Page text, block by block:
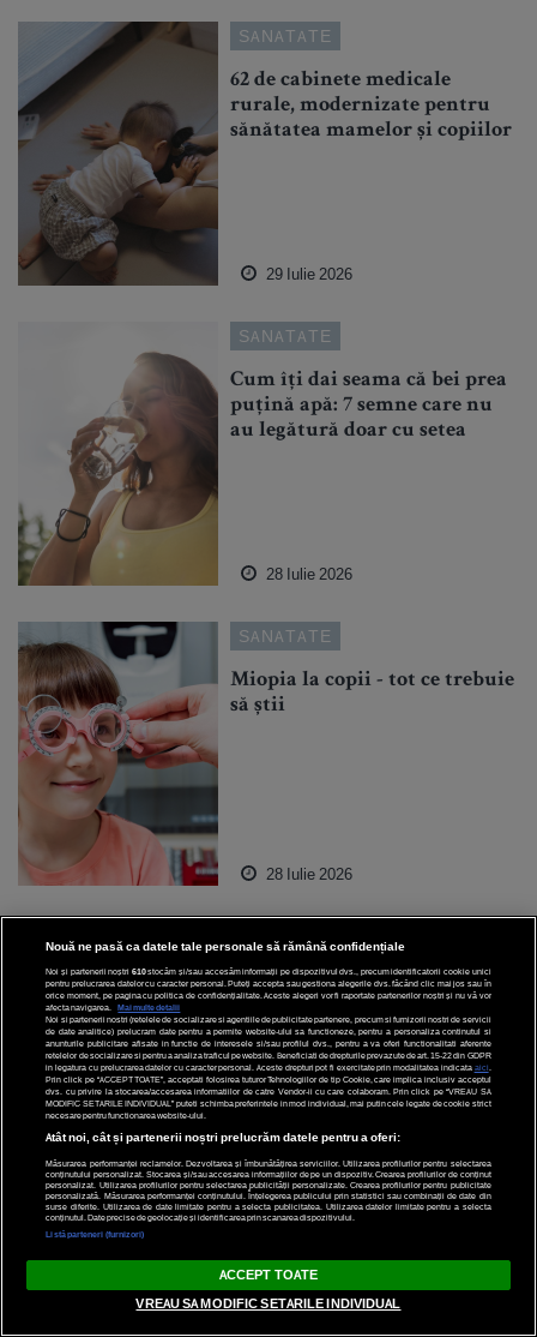
SANATATE
62 de cabinete medicale
rurale, modernizate pentru
sănătatea mamelor și copiilor
29 Iulie 2026
SANATATE
Cum îți dai seama că bei prea
puțină apă: 7 semne care nu
au legătură doar cu setea
28 Iulie 2026
SANATATE
Miopia la copii - tot ce trebuie
să știi
28 Iulie 2026
Nouă ne pasă ca datele tale personale să rămână confidențiale
Noi și partenerii noștri 610stocăm și/sau accesăm informații pe dispozitivul dvs., precum identificatorii cookie unici
pentru prelucrarea datelor cu caracter personal. Puteți accepta sau gestiona alegerile dvs. făcând clic mai jos sau în
orice moment, pe pagina cu politica de confidențialitate. Aceste alegeri vor fi raportate partenerilor noștri și nu vă vor
afecta navigarea.
Mai multe detalii
Noi si partenerii nostri (retelele de socializare si agentiile de publicitate partenere, precum si furnizorii nostri de servicii
de date analitice) prelucram date pentru a permite website-ului sa functioneze, pentru a personaliza continutul si
anunturile publicitare afisate in functie de interesele si/sau profilul dvs., pentru a va oferi functionalitati aferente
retelelor de socializare si pentru a analiza traficul pe website. Beneficiati de drepturile prevazute de art. 15-22 din GDPR
in legatura cu prelucrarea datelor cu caracter personal. Aceste drepturi pot fi exercitate prin modalitatea indicata aici
Prin click pe “ACCEPT TOATE”, acceptati folosirea tuturor Tehnologiilor de tip Cookie, care implica inclusiv acceptul
dvs. cu privire la stocarea/accesarea informatiilor de catre Vendor-ii cu care colaboram. Prin click pe “VREAU SA
MODIFIC SETARILE INDIVIDUAL” puteti schimba preferintele in mod individual, mai putin cele legate de cookie strict
necesare pentru functionarea website-ului.
Atât noi, cât și partenerii noștri prelucrăm datele pentru a oferi:
Măsurarea performanței reclamelor. Dezvoltarea și îmbunătățirea serviciilor. Utilizarea profilurilor pentru selectarea
conținutului personalizat. Stocarea și/sau accesarea informațiilor de pe un dispozitiv. Crearea profilurilor de conținut
personalizat. Utilizarea profilurilor pentru selectarea publicității personalizate. Crearea profilurilor pentru publicitate
personalizată. Măsurarea performanței conținutului. Înțelegerea publicului prin statistici sau combinații de date din
surse diferite. Utilizarea de date limitate pentru a selecta publicitatea. Utilizarea datelor limitate pentru a selecta
conținutul. Date precise de geolocație și identificarea prin scanarea dispozitivului.
Listă parteneri (furnizori)
ACCEPT TOATE
VREAU SA MODIFIC SETARILE INDIVIDUAL